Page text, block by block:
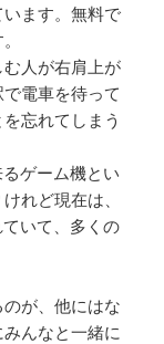
ます。無料で
人が右肩上が
電車を待って
忘れてしまう
ゲーム機とい
れど現在は、
いて、多くの
が、他にはな
んなと一緒に